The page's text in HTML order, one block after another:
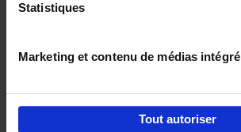
Statistiques
Marketing et contenu de médias intégré
Tout autoriser